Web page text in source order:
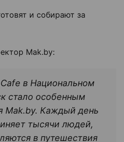
и собирают за
Mak.by:
в Национальном
стало особенным
Mak.by. Каждый день
тысячи людей,
в путешествия